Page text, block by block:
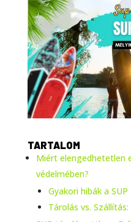
TARTALOM
Miért elengedhetetlen
védelmében?
Gyakori hibák a
Tárolás vs.